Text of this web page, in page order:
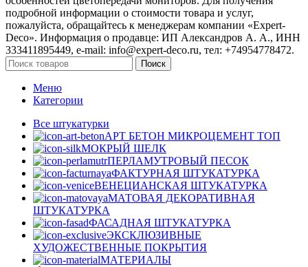
подробной информации о стоимости товара и услуг,
пожалуйста, обращайтесь к менеджерам компании «Expert-
Deco». Информация о продавце: ИП Александров А. А., ИНН
333411895449, e-mail: info@expert-deco.ru, тел: +74954778472.
Поиск
Меню
Категории
Все штукатурки
АРТ БЕТОН МИКРОЦЕМЕНТ ТОП
МОКРЫЙ ШЕЛК
ПЕРЛАМУТРОВЫЙ ПЕСОК
ФАКТУРНАЯ ШТУКАТУРКА
ВЕНЕЦИАНСКАЯ ШТУКАТУРКА
МАТОВАЯ ДЕКОРАТИВНАЯ
ШТУКАТУРКА
ФАСАДНАЯ ШТУКАТУРКА
ЭКСКЛЮЗИВНЫЕ
ХУДОЖЕСТВЕННЫЕ ПОКРЫТИЯ
МАТЕРИАЛЫ